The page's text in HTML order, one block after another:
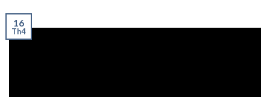
16
Th4